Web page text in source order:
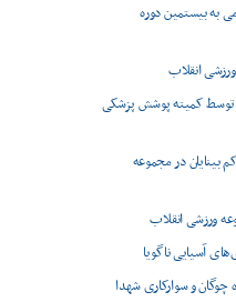
به بیستمین دوره
انقلاب
توسط کمیته پوشش پزشکی
بینایان در مجموعه
آسیایی ناگویا
و سوارکاری شهدا